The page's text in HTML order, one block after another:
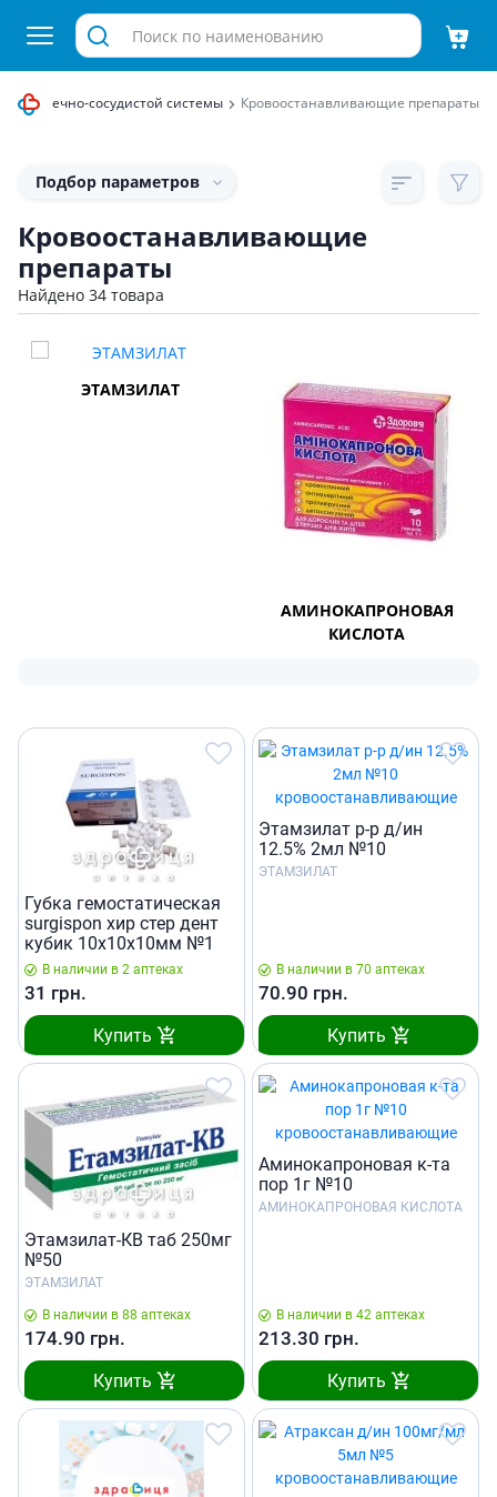
сердечно-сосудистой системы Кровоостанавливающие препараты
Подбор параметров
Кровоостанавливающие
препараты
Найдено 34 товара
ЭТАМЗИЛАТ
АМИНОКАПРОНОВАЯ
КИСЛОТА
Губка гемостатическая
surgispon хир стер дент
кубик 10х10х10мм №1
В наличии в 2 аптеках
31 грн.
Купить
Этамзилат р-р д/ин
12.5% 2мл №10
ЭТАМЗИЛАТ
В наличии в 70 аптеках
70.90 грн.
Купить
Этамзилат-КВ таб 250мг
№50
ЭТАМЗИЛАТ
В наличии в 88 аптеках
174.90 грн.
Купить
Аминокапроновая к-та
пор 1г №10
АМИНОКАПРОНОВАЯ КИСЛОТА
В наличии в 42 аптеках
213.30 грн.
Купить